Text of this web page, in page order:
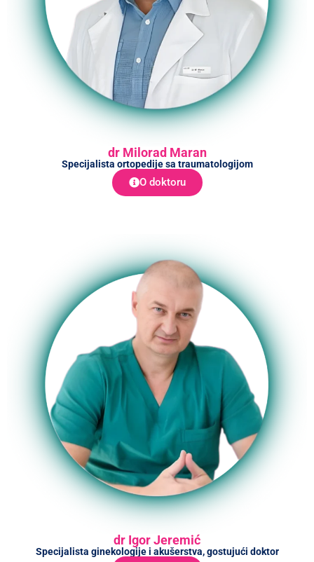
dr Milorad Maran
Specijalista ortopedije sa traumatologijom
O doktoru
dr Igor Jeremić
Specijalista ginekologije i akušerstva, gostujući doktor